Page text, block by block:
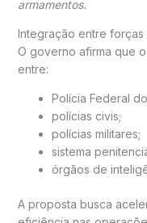
armamentos.
Integração entre
O governo afirma que
entre:
Polícia Federal
polícias civis;
polícias militares;
sistema
órgãos de
A proposta busca